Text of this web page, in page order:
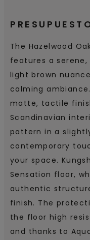
The Hazelwood
features a
light brown
calming
matte, tactile
Scandinavian
pattern in a
contemporary
your space.
Sensation floor,
authentic
finish. The
the floor high
and thanks to